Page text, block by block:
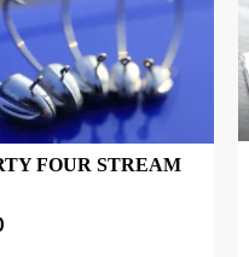
FOUR STREAM